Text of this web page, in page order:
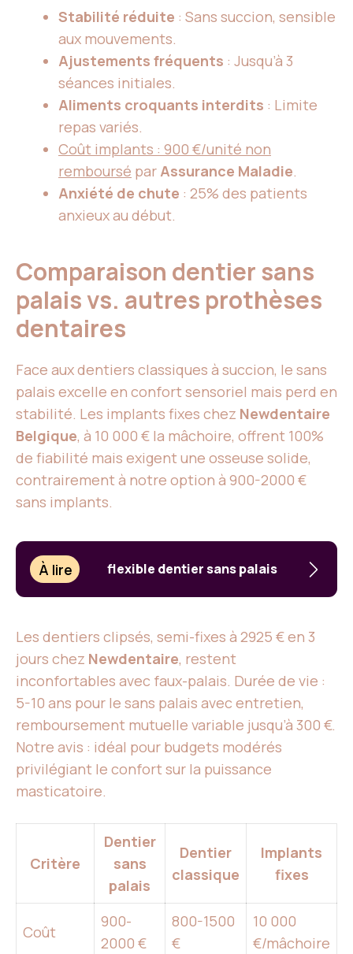
Stabilité réduite : Sans succion, sensible
aux mouvements.
Ajustements fréquents : Jusqu’à 3
séances initiales.
Aliments croquants interdits : Limite
repas variés.
Coût implants : 900 €/unité non
remboursé par Assurance Maladie.
Anxiété de chute : 25% des patients
anxieux au début.
Comparaison dentier sans
palais vs. autres prothèses
dentaires
Face aux dentiers classiques à succion, le sans
palais excelle en confort sensoriel mais perd en
stabilité. Les implants fixes chez Newdentaire
Belgique, à 10 000 € la mâchoire, offrent 100%
de fiabilité mais exigent une osseuse solide,
contrairement à notre option à 900-2000 €
sans implants.
À lire flexible dentier sans palais
Les dentiers clipsés, semi-fixes à 2925 € en 3
jours chez Newdentaire, restent
inconfortables avec faux-palais. Durée de vie :
5-10 ans pour le sans palais avec entretien,
remboursement mutuelle variable jusqu’à 300 €.
Notre avis : idéal pour budgets modérés
privilégiant le confort sur la puissance
masticatoire.
Critère
Dentier
sans
palais
Dentier
classique
Implants
fixes
Coût
900-
2000 €
800-1500
€
10 000
€/mâchoire